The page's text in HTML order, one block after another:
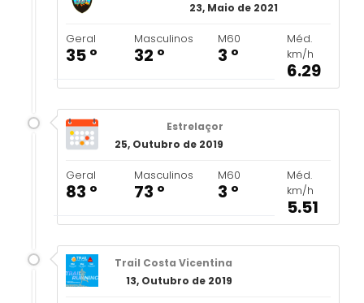
23, Maio de 2021
Geral
35 º
Masculinos
32 º
M60
3 º
Méd.
km/h
6.29
Estrelaçor
25, Outubro de 2019
Geral
83 º
Masculinos
73 º
M60
3 º
Méd.
km/h
5.51
Trail Costa Vicentina
13, Outubro de 2019